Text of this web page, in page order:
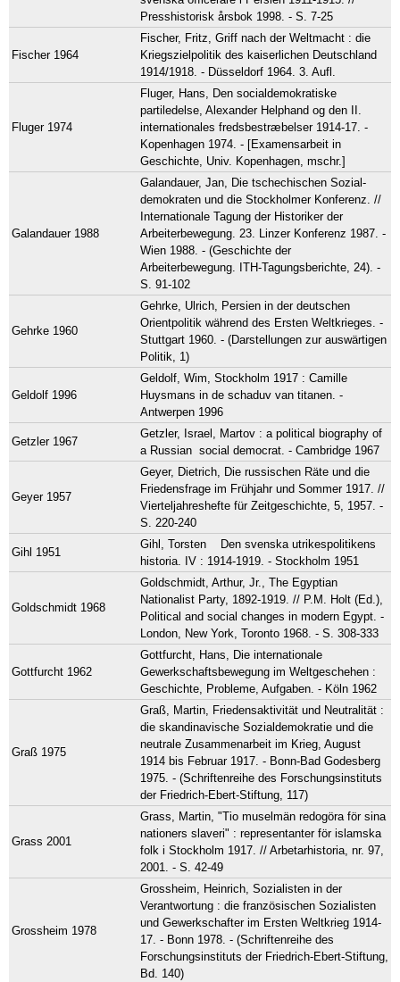
Presshistorisk årsbok 1998. - S. 7-25
Fischer 1964
Fischer, Fritz, Griff nach der Weltmacht : die
Kriegszielpolitik des kaiserlichen Deutschland
1914/1918. - Düsseldorf 1964. 3. Aufl.
Fluger 1974
Fluger, Hans, Den socialdemokratiske
partiledelse, Alexander Helphand og den II.
internationales fredsbestræbelser 1914-17. -
Kopenhagen 1974. - [Examensarbeit in
Geschichte, Univ. Kopenhagen, mschr.]
Galandauer 1988
Galandauer, Jan, Die tschechischen Sozial-
demokraten und die Stockholmer Konferenz. //
Internationale Tagung der Historiker der
Arbeiterbewegung. 23. Linzer Konferenz 1987. -
Wien 1988. - (Geschichte der
Arbeiterbewegung. ITH-Tagungsberichte, 24). -
S. 91-102
Gehrke 1960
Gehrke, Ulrich, Persien in der deutschen
Orientpolitik während des Ersten Weltkrieges. -
Stuttgart 1960. - (Darstellungen zur auswärtigen
Politik, 1)
Geldolf 1996
Geldolf, Wim, Stockholm 1917 : Camille
Huysmans in de schaduv van titanen. -
Antwerpen 1996
Getzler 1967
Getzler, Israel, Martov : a political biography of
a Russian social democrat. - Cambridge 1967
Geyer 1957
Geyer, Dietrich, Die russischen Räte und die
Friedensfrage im Frühjahr und Sommer 1917. //
Vierteljahreshefte für Zeitgeschichte, 5, 1957. -
S. 220-240
Gihl 1951
Gihl, Torsten Den svenska utrikespolitikens
historia. IV : 1914-1919. - Stockholm 1951
Goldschmidt 1968
Goldschmidt, Arthur, Jr., The Egyptian
Nationalist Party, 1892-1919. // P.M. Holt (Ed.),
Political and social changes in modern Egypt. -
London, New York, Toronto 1968. - S. 308-333
Gottfurcht 1962
Gottfurcht, Hans, Die internationale
Gewerkschaftsbewegung im Weltgeschehen :
Geschichte, Probleme, Aufgaben. - Köln 1962
Graß 1975
Graß, Martin, Friedensaktivität und Neutralität :
die skandinavische Sozialdemokratie und die
neutrale Zusammenarbeit im Krieg, August
1914 bis Februar 1917. - Bonn-Bad Godesberg
1975. - (Schriftenreihe des Forschungsinstituts
der Friedrich-Ebert-Stiftung, 117)
Grass 2001
Grass, Martin, "Tio muselmän redogöra för sina
nationers slaveri" : representanter för islamska
folk i Stockholm 1917. // Arbetarhistoria, nr. 97,
2001. - S. 42-49
Grossheim 1978
Grossheim, Heinrich, Sozialisten in der
Verantwortung : die französischen Sozialisten
und Gewerkschafter im Ersten Weltkrieg 1914-
17. - Bonn 1978. - (Schriftenreihe des
Forschungsinstituts der Friedrich-Ebert-Stiftung,
Bd. 140)